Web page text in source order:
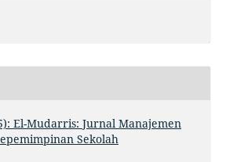
El-Mudarris: Jurnal Manajemen
Sekolah